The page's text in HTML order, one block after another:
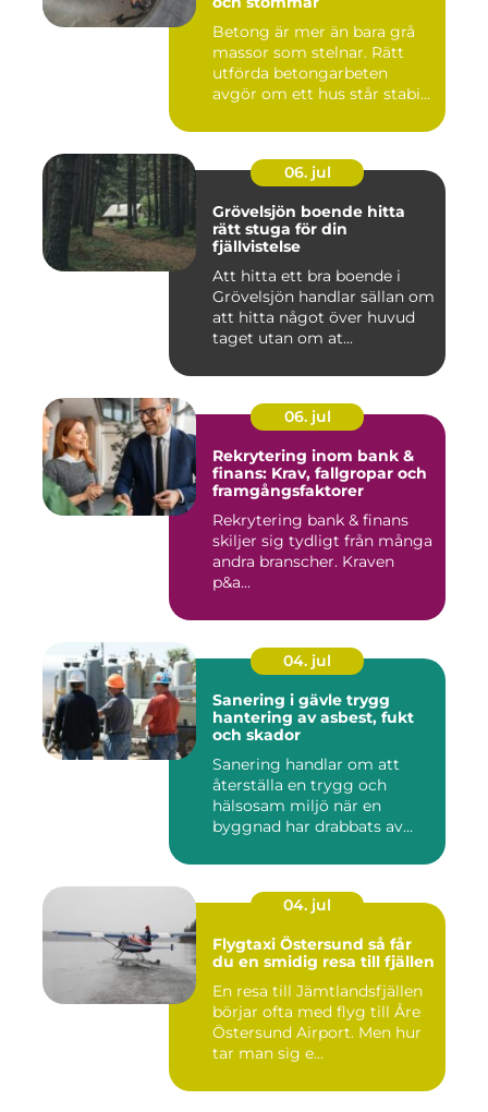
Betong är mer än bara grå
massor som stelnar. Rätt
utförda betongarbeten
avgör om ett hus står stabi...
06. jul
Grövelsjön boende hitta
rätt stuga för din
fjällvistelse
Att hitta ett bra boende i
Grövelsjön handlar sällan om
att hitta något över huvud
taget utan om at...
06. jul
Rekrytering inom bank &
finans: Krav, fallgropar och
framgångsfaktorer
Rekrytering bank & finans
skiljer sig tydligt från många
andra branscher. Kraven
p&a...
04. jul
Sanering i gävle trygg
hantering av asbest, fukt
och skador
Sanering handlar om att
återställa en trygg och
hälsosam miljö när en
byggnad har drabbats av
04. jul
Flygtaxi Östersund så får
du en smidig resa till fjällen
En resa till Jämtlandsfjällen
börjar ofta med flyg till Åre
Östersund Airport. Men hur
tar man sig e...